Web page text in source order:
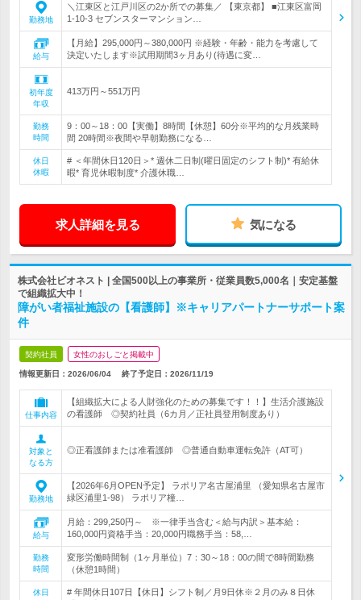
勤務地
＼江東区と江戸川区の2か所での募集／ 【東京都】 ■江東区富岡
1-10-3 セブンスターマンション…
給与
【月給】295,000円～380,000円 ※経験・年齢・能力を考慮して
決定いたします※試用期間3ヶ月あり(待遇に変…
初年度
年収
413万円～551万円
勤務
時間
9：00～18：00【実働】8時間【休憩】60分※平均的な月残業時
間 20時間※夜間や早朝勤務になる…
休日
休暇
# ＜年間休日120日＞* 週休二日制(曜日固定のシフト制)* 有給休
暇* 育児休暇制度* 介護休職…
求人詳細を見る 気になる
株式会社ビオネスト | 全国500以上の事業所・従業員数5,000名｜安定基盤
で組織拡大中！
障がい者福祉施設の【看護師】※キャリアパートナーサポート案
件
契約社員 女性のおしごと掲載中
情報更新日：2026/06/04 終了予定日： 2026/11/19
仕事内容
【組織拡大による人財強化のための募集です！！】生活介護施設
の看護師 ◎契約社員（6カ月／正社員登用制度あり）
対象と
なる方
◎正看護師または准看護師 ◎普通自動車運転免許（AT可）
勤務地
【2026年6月OPEN予定】 ラポリア名古屋浦里 （愛知県名古屋市
緑区浦里1-98） ラポリア橦…
給与
月給：299,250円～ ※一律手当含む＜給与内訳＞基本給：
160,000円資格手当：20,000円職務手当：58,…
勤務
時間
変形労働時間制（1ヶ月単位）7：30～18：00の間で8時間勤務
（休憩1時間）
休日
# 年間休日107日【休日】シフト制／月9日休※２月のみ８日休